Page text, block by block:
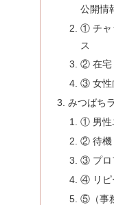
公開情
① チャ
ス
② 在宅
③ 女性
みつばち
① 男性
② 待機
③ プロ
④ リピ
⑤（事